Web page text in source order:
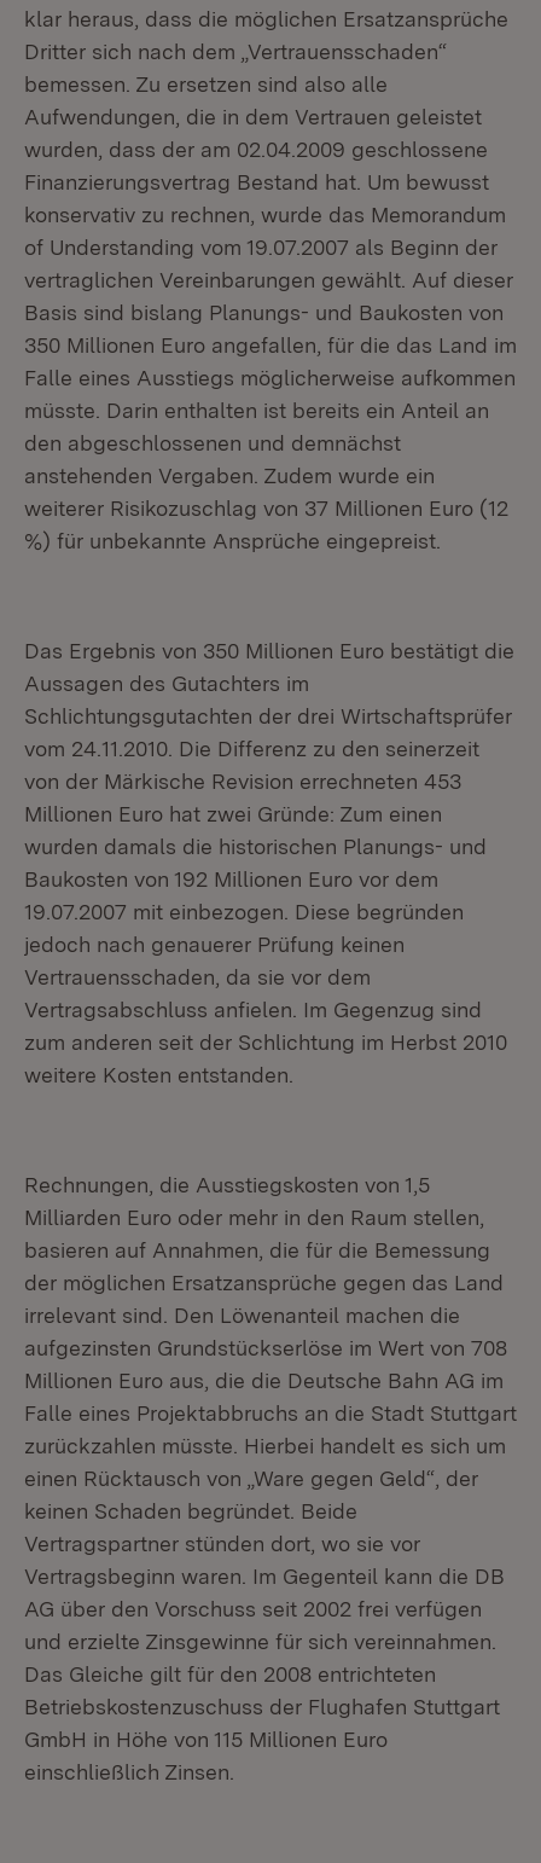
klar heraus, dass die möglichen Ersatzansprüche
Dritter sich nach dem „Vertrauensschaden“
bemessen. Zu ersetzen sind also alle
Aufwendungen, die in dem Vertrauen geleistet
wurden, dass der am 02.04.2009 geschlossene
Finanzierungsvertrag Bestand hat. Um bewusst
konservativ zu rechnen, wurde das Memorandum
of Understanding vom 19.07.2007 als Beginn der
vertraglichen Vereinbarungen gewählt. Auf dieser
Basis sind bislang Planungs- und Baukosten von
350 Millionen Euro angefallen, für die das Land im
Falle eines Ausstiegs möglicherweise aufkommen
müsste. Darin enthalten ist bereits ein Anteil an
den abgeschlossenen und demnächst
anstehenden Vergaben. Zudem wurde ein
weiterer Risikozuschlag von 37 Millionen Euro (12
%) für unbekannte Ansprüche eingepreist.
Das Ergebnis von 350 Millionen Euro bestätigt die
Aussagen des Gutachters im
Schlichtungsgutachten der drei Wirtschaftsprüfer
vom 24.11.2010. Die Differenz zu den seinerzeit
von der Märkische Revision errechneten 453
Millionen Euro hat zwei Gründe: Zum einen
wurden damals die historischen Planungs- und
Baukosten von 192 Millionen Euro vor dem
19.07.2007 mit einbezogen. Diese begründen
jedoch nach genauerer Prüfung keinen
Vertrauensschaden, da sie vor dem
Vertragsabschluss anfielen. Im Gegenzug sind
zum anderen seit der Schlichtung im Herbst 2010
weitere Kosten entstanden.
Rechnungen, die Ausstiegskosten von 1,5
Milliarden Euro oder mehr in den Raum stellen,
basieren auf Annahmen, die für die Bemessung
der möglichen Ersatzansprüche gegen das Land
irrelevant sind. Den Löwenanteil machen die
aufgezinsten Grundstückserlöse im Wert von 708
Millionen Euro aus, die die Deutsche Bahn AG im
Falle eines Projektabbruchs an die Stadt Stuttgart
zurückzahlen müsste. Hierbei handelt es sich um
einen Rücktausch von „Ware gegen Geld“, der
keinen Schaden begründet. Beide
Vertragspartner stünden dort, wo sie vor
Vertragsbeginn waren. Im Gegenteil kann die DB
AG über den Vorschuss seit 2002 frei verfügen
und erzielte Zinsgewinne für sich vereinnahmen.
Das Gleiche gilt für den 2008 entrichteten
Betriebskostenzuschuss der Flughafen Stuttgart
GmbH in Höhe von 115 Millionen Euro
einschließlich Zinsen.